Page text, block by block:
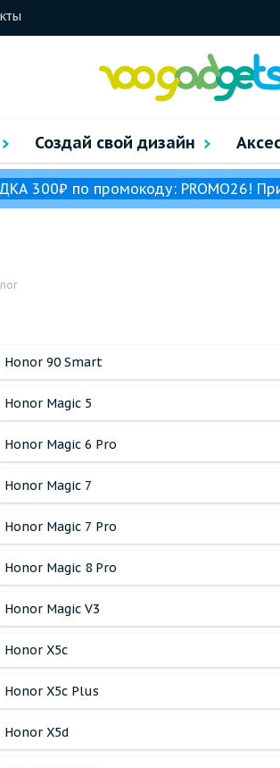
Создай свой дизайн
300₽ по промокоду: PROMO26!
Honor 90 Smart
Honor Magic 5
Honor Magic 6 Pro
Honor Magic 7
Honor Magic 7 Pro
Honor Magic 8 Pro
Honor Magic V3
Honor X5c
Honor X5c Plus
Honor X5d